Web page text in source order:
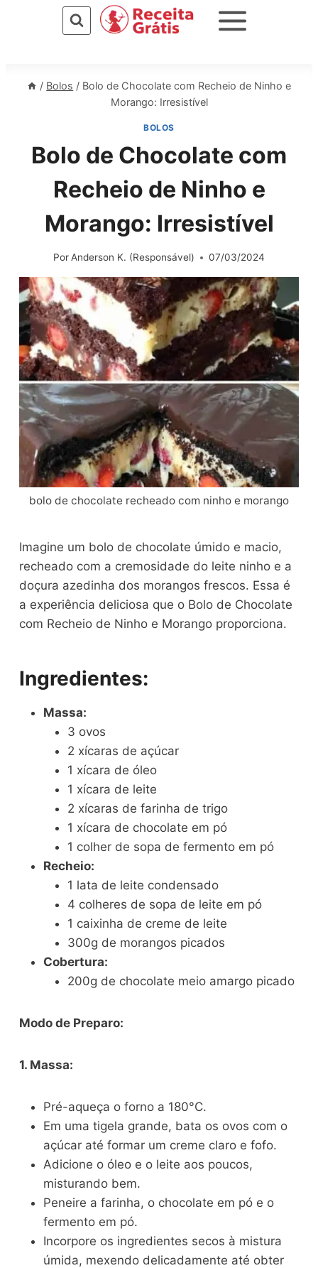
/ Bolos / Bolo de Chocolate com Recheio de Ninho e
Morango: Irresistível
BOLOS
Bolo de Chocolate com
Recheio de Ninho e
Morango: Irresistível
PorAnderson K. (Responsável) 07/03/2024
bolo de chocolate recheado com ninho e morango
Imagine um bolo de chocolate úmido e macio,
recheado com a cremosidade do leite ninho e a
doçura azedinha dos morangos frescos. Essa é
a experiência deliciosa que o Bolo de Chocolate
com Recheio de Ninho e Morango proporciona.
Ingredientes:
Massa:
3 ovos
2 xícaras de açúcar
1 xícara de óleo
1 xícara de leite
2 xícaras de farinha de trigo
1 xícara de chocolate em pó
1 colher de sopa de fermento em pó
Recheio:
1 lata de leite condensado
4 colheres de sopa de leite em pó
1 caixinha de creme de leite
300g de morangos picados
Cobertura:
200g de chocolate meio amargo picado
Modo de Preparo:
1. Massa:
Pré-aqueça o forno a 180°C.
Em uma tigela grande, bata os ovos com o
açúcar até formar um creme claro e fofo.
Adicione o óleo e o leite aos poucos,
misturando bem.
Peneire a farinha, o chocolate em pó e o
fermento em pó.
Incorpore os ingredientes secos à mistura
úmida, mexendo delicadamente até obter